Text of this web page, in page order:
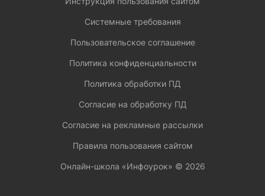
Системные требования
Пользовательское соглашение
Политика конфиденциальности
Политика обработки ПД
Согласие на обработку ПД
Согласие на рекламные рассылки
Правила пользования сайтом
Онлайн-школа «Инфоурок» © 2026